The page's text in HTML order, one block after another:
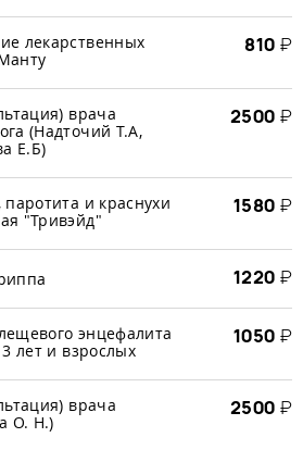
лекарственных
810 ₽
врача
(Надточий Т.А,
Е.Б)
2500 ₽
и краснухи
"Тривэйд"
1580 ₽
1220 ₽
энцефалита
лет и взрослых
1050 ₽
врача
О. Н.)
2500 ₽